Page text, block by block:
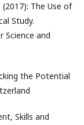
(2017): The Use of
Study.
Science and
the Potential
Skills and